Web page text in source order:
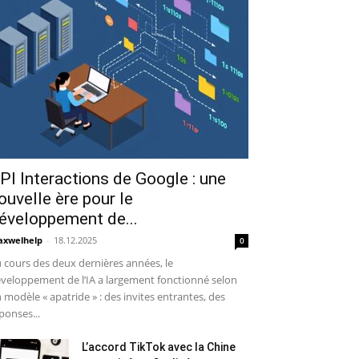
Interactions de Google : une
ère pour le
de...
- 18.12.2025 0
cours des deux dernières années, le
de l’IA a largement fonctionné selon
modèle « apatride » : des invites entrantes, des
L’accord TikTok avec la Chine